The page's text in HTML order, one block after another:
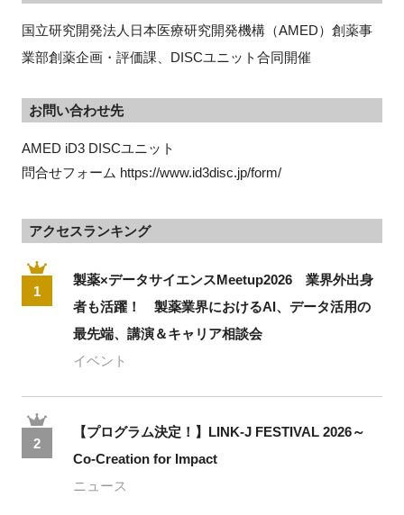
国立研究開発法人日本医療研究開発機構（AMED）創薬事
業部創薬企画・評価課、 DISCユニット合同開催
お問い合わせ先
AMED iD3 DISCユニット
問合せフォーム https://www.id3disc.jp/form/
アクセスランキング
1
製薬×データサイエンスMeetup2026 業界外出身
者も活躍！ 製薬業界におけるAI、データ活用の
最先端、講演＆キャリア相談会
イベント
2
【プログラム決定！】LINK-J FESTIVAL 2026～
Co-Creation for Impact
ニュース